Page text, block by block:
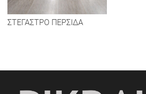
ΣΤΕΓΑΣΤΡΟ ΠΕΡΣΙΔΑ